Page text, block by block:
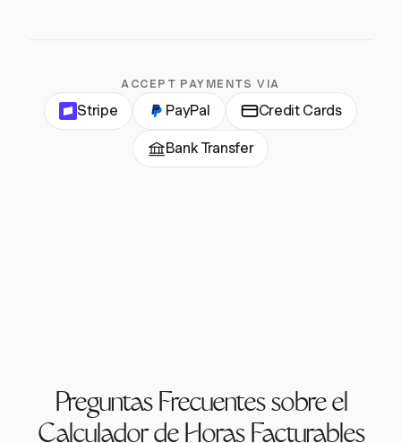
ACCEPT PAYMENTS VIA
Stripe PayPal Credit Cards
Bank Transfer
Preguntas Frecuentes sobre el
Calculador de Horas Facturables